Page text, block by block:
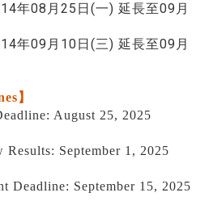
年08月25日(一) 延長至09月
年09月10日(三) 延長至09月
】
August 25, 2025
September 1, 2025
Deadline: September 15, 2025